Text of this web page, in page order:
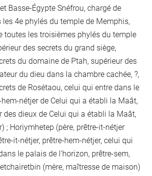
Basse-Égypte Snéfrou, chargé de
les 4e phylés du temple de Memphis,
toutes les troisièmes phylés du temple
des secrets du grand siège,
du domaine de Ptah, supérieur des
du dieu dans la chambre cachée, ?,
de Rosétaou, celui qui entre dans le
nétjer de Celui qui a établi la Maât,
des dieux de Celui qui a établi la Maât,
; Horiymhetep (père, prêtre-it-nétjer
it-nétjer, prêtre-hem-nétjer, celui qui
le palais de l'horizon, prêtre-sem,
(mère, maîtresse de maison)